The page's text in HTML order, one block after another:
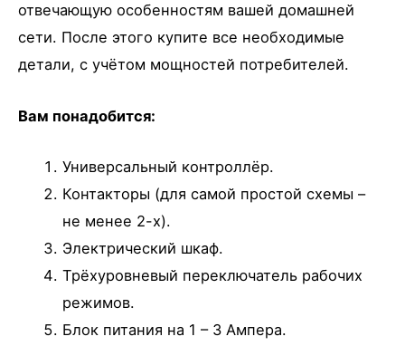
отвечающую особенностям вашей домашней
сети. После этого купите все необходимые
детали, с учётом мощностей потребителей.
Вам понадобится:
Универсальный контроллёр.
Контакторы (для самой простой схемы –
не менее 2-х).
Электрический шкаф.
Трёхуровневый переключатель рабочих
режимов.
Блок питания на 1 – 3 Ампера.